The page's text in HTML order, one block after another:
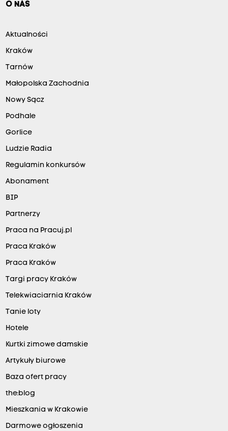
O NAS
Aktualności
Kraków
Tarnów
Małopolska Zachodnia
Nowy Sącz
Podhale
Gorlice
Ludzie Radia
Regulamin konkursów
Abonament
BIP
Partnerzy
Praca na Pracuj.pl
Praca Kraków
Praca Kraków
Targi pracy Kraków
Telekwiaciarnia Kraków
Tanie loty
Hotele
Kurtki zimowe damskie
Artykuły biurowe
Baza ofert pracy
the:blog
Mieszkania w Krakowie
Darmowe ogłoszenia